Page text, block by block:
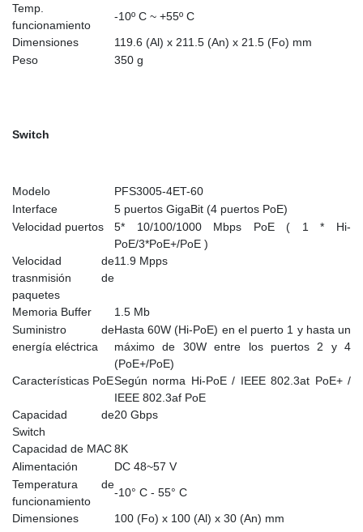
Temp.
funcionamiento
-10º C ~ +55º C
Dimensiones
119.6 (Al) x 211.5 (An) x 21.5 (Fo) mm
Peso
350 g
Switch
Modelo
PFS3005-4ET-60
Interface
5 puertos GigaBit (4 puertos PoE)
Velocidad puertos
5* 10/100/1000 Mbps PoE ( 1 * Hi-
PoE/3*PoE+/PoE )
Velocidad de
trasnmisión de
paquetes
11.9 Mpps
Memoria Buffer
1.5 Mb
Suministro de
energía eléctrica
Hasta 60W (Hi-PoE) en el puerto 1 y hasta un
máximo de 30W entre los puertos 2 y 4
(PoE+/PoE)
Características PoESegún norma Hi-PoE / IEEE 802.3at PoE+ /
IEEE 802.3af PoE
Capacidad de
Switch
20 Gbps
Capacidad de MAC8K
Alimentación
DC 48~57 V
Temperatura de
funcionamiento
-10° C - 55° C
Dimensiones
100 (Fo) x 100 (Al) x 30 (An) mm